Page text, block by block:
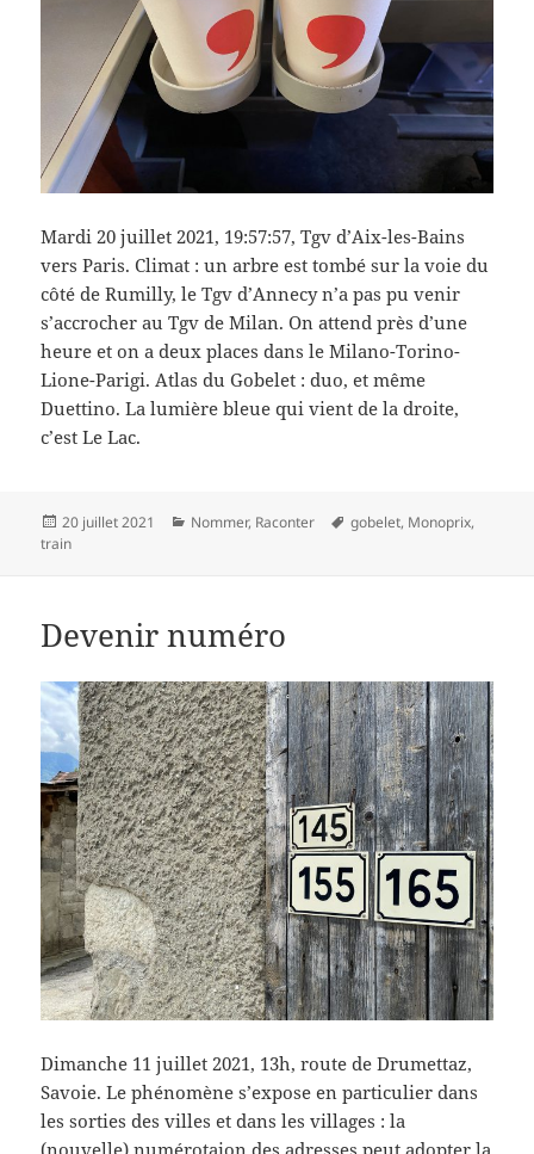
Mardi 20 juillet 2021, 19:57:57, Tgv d’Aix-les-Bains
vers Paris. Climat : un arbre est tombé sur la voie du
côté de Rumilly, le Tgv d’Annecy n’a pas pu venir
s’accrocher au Tgv de Milan. On attend près d’une
heure et on a deux places dans le Milano-Torino-
Lione-Parigi. Atlas du Gobelet : duo, et même
Duettino. La lumière bleue qui vient de la droite,
c’est Le Lac.
Publié
le
20 juillet 2021 Catégories
Nommer, Raconter
Mots-
gobelet, Monoprix,
train
Devenir numéro
Dimanche 11 juillet 2021, 13h, route de Drumettaz,
Savoie. Le phénomène s’expose en particulier dans
les sorties des villes et dans les villages : la